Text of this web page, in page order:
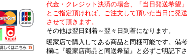
代金・クレジット決済の場合、「当日発送希望」
とご指定頂ければ、ご注文して頂いた当日に発送
させて頂きます。
その他は翌日到着～翌々日到着になります。
暖家店で購入してある商品と同梱可能です。備考
欄に『暖家店商品と同送希望』と必ずご明記下さ